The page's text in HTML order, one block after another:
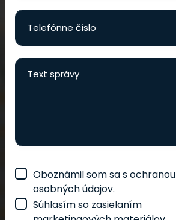
Oboznámil som sa s ochranou
osobných údajov.
Súhlasím so zasielaním